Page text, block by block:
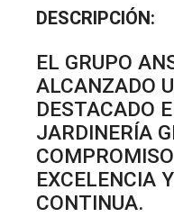
DESCRIPCIÓN:
EL GRUPO
ALCANZADO
DESTACADO
JARDINERÍA
EXCELENCIA
CONTINUA.